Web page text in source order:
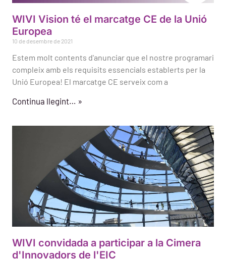
WIVI Vision té el marcatge CE de la Unió
Europea
10 de desembre de 2021
Estem molt contents d'anunciar que el nostre programari
compleix amb els requisits essencials establerts per la
Unió Europea! El marcatge CE serveix com a
Continua llegint… »
WIVI convidada a participar a la Cimera
d'Innovadors de l'EIC